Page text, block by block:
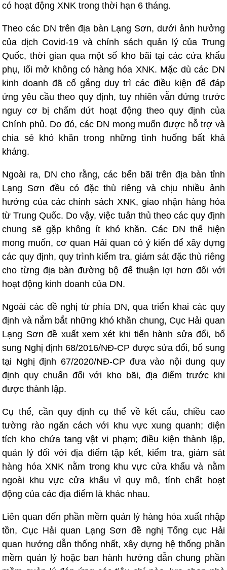
có hoạt động XNK trong thời hạn 6 tháng.
Theo các DN trên địa bàn Lạng Sơn, dưới ảnh hưởng
của dịch Covid-19 và chính sách quản lý của Trung
Quốc, thời gian qua một số kho bãi tại các cửa khẩu
phụ, lối mở không có hàng hóa XNK. Mặc dù các DN
kinh doanh đã cố gắng duy trì các điều kiện để đáp
ứng yêu cầu theo quy định, tuy nhiên vẫn đứng trước
nguy cơ bị chấm dứt hoạt động theo quy định của
Chính phủ. Do đó, các DN mong muốn được hỗ trợ và
chia sẻ khó khăn trong những tình huống bất khả
kháng.
Ngoài ra, DN cho rằng, các bến bãi trên địa bàn tỉnh
Lạng Sơn đều có đặc thù riêng và chịu nhiều ảnh
hưởng của các chính sách XNK, giao nhận hàng hóa
từ Trung Quốc. Do vậy, việc tuân thủ theo các quy định
chung sẽ gặp không ít khó khăn. Các DN thể hiện
mong muốn, cơ quan Hải quan có ý kiến để xây dựng
các quy định, quy trình kiểm tra, giám sát đặc thù riêng
cho từng địa bàn đường bộ để thuận lợi hơn đối với
hoạt động kinh doanh của DN.
Ngoài các đề nghị từ phía DN, qua triển khai các quy
định và nắm bắt những khó khăn chung, Cục Hải quan
Lạng Sơn đề xuất xem xét khi tiến hành sửa đổi, bổ
sung Nghị định 68/2016/NĐ-CP được sửa đổi, bổ sung
tại Nghị định 67/2020/NĐ-CP đưa vào nội dung quy
định quy chuẩn đối với kho bãi, địa điểm trước khi
được thành lập.
Cụ thể, cần quy định cụ thể về kết cấu, chiều cao
tường rào ngăn cách với khu vực xung quanh; diện
tích kho chứa tang vật vi phạm; điều kiện thành lập,
quản lý đối với địa điểm tập kết, kiểm tra, giám sát
hàng hóa XNK nằm trong khu vực cửa khẩu và nằm
ngoài khu vực cửa khẩu vì quy mô, tính chất hoạt
động của các địa điểm là khác nhau.
Liên quan đến phần mềm quản lý hàng hóa xuất nhập
tồn, Cục Hải quan Lạng Sơn đề nghị Tổng cục Hải
quan hướng dẫn thống nhất, xây dựng hệ thống phần
mềm quản lý hoặc ban hành hướng dẫn chung phần